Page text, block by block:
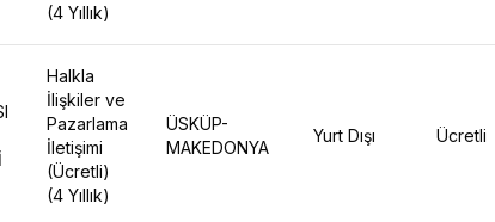
(4 Yıllık)
Halkla
İlişkiler ve
Pazarlama
İletişimi
(Ücretli)
(4 Yıllık)
ÜSKÜP-
MAKEDONYA
Yurt Dışı Ücretli